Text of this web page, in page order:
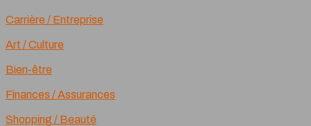
Carrière / Entreprise
Art / Culture
Bien-être
Finances / Assurances
Shopping / Beauté